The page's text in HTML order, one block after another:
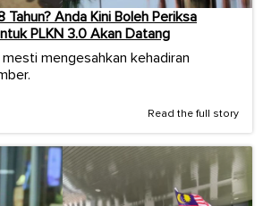
Tahun? Anda Kini Boleh Periksa
PLKN 3.0 Akan Datang
mengesahkan kehadiran
Read the full story